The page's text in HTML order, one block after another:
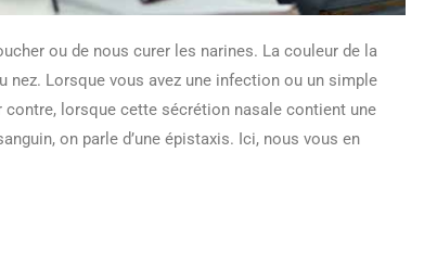
ou de nous curer les narines. La couleur de la
nez. Lorsque vous avez une infection ou un simple
contre, lorsque cette sécrétion nasale contient une
on parle d’une épistaxis. Ici, nous vous en